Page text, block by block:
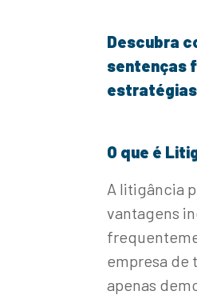
Descubra
sentenças
O que é
A litigância
vantagens
empresa de
apenas